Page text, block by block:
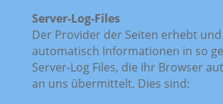
Server-Log-Files
Der Provider der Seiten erhebt
automatisch Informationen in so
Server-Log Files, die Ihr Browser
an uns übermittelt. Dies sind: